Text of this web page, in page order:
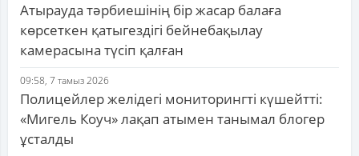
Атырауда тәрбиешінің бір жасар балаға
көрсеткен қатыгездігі бейнебақылау
камерасына түсіп қалған
09:58, 7 тамыз 2026
Полицейлер желідегі мониторингті күшейтті:
«Мигель Коуч» лақап атымен танымал блогер
ұсталды